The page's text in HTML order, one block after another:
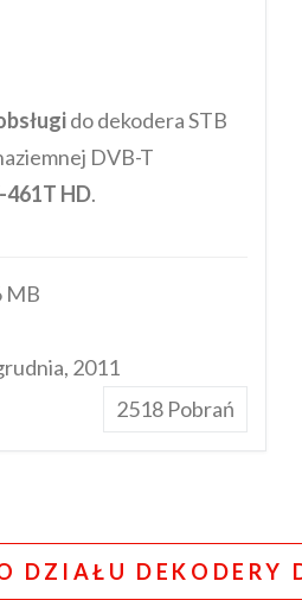
do dekodera STB
DVB-T
461T HD.
MB
2011
2518 Pobrań
DZIAŁU DEKODERY